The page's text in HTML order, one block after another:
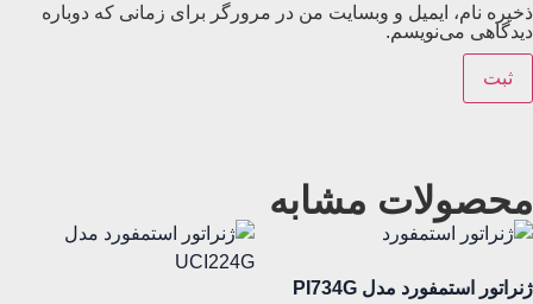
ذخیره نام، ایمیل و وبسایت من در مرورگر برای زمانی که دوباره
دیدگاهی می‌نویسم.
محصولات مشابه
ژنراتور استمفورد مدل PI734G